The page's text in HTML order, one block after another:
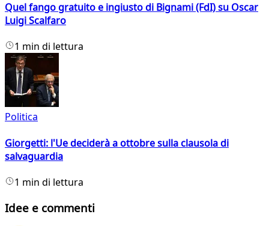
Quel fango gratuito e ingiusto di Bignami (FdI) su Oscar
Luigi Scalfaro
1 min di lettura
Politica
Giorgetti: l'Ue deciderà a ottobre sulla clausola di
salvaguardia
1 min di lettura
Idee e commenti